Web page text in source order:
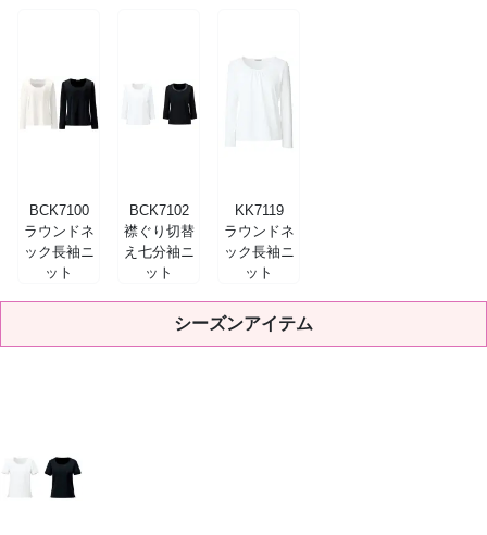
BCK7100
ラウンドネ
ック長袖ニ
ット
BCK7102
襟ぐり切替
え七分袖ニ
ット
KK7119
ラウンドネ
ック長袖ニ
ット
シーズンアイテム